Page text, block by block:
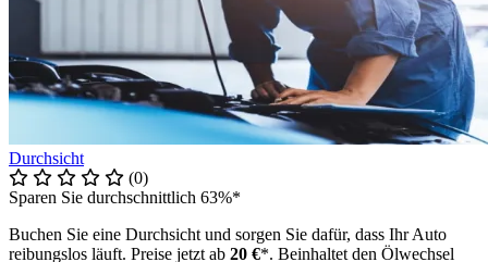
Durchsicht
(0)
Sparen Sie durchschnittlich 63%*
Buchen Sie eine Durchsicht und sorgen Sie dafür, dass Ihr Auto
reibungslos läuft. Preise jetzt ab 20 €*. Beinhaltet den Ölwechsel